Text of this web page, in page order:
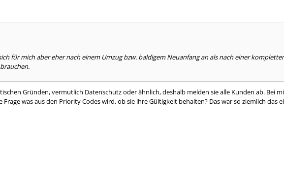
für mich aber eher nach einem Umzug bzw. baldigem Neuanfang an als nach einer
Gründen, vermutlich Datenschutz oder ähnlich, deshalb melden sie alle Kunden ab. Bei
was aus den Priority Codes wird, ob sie ihre Gültigkeit behalten? Das war so ziemlich das